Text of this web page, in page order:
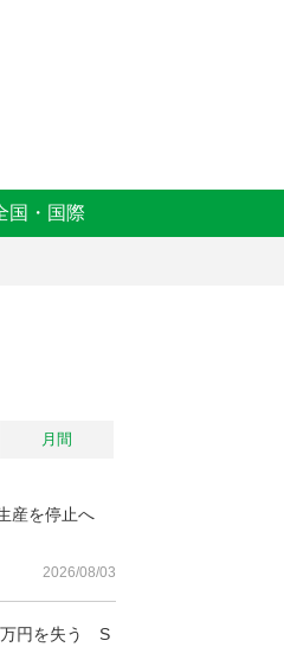
国・国際
月間
産を停止へ
2026/08/03
円を失う S